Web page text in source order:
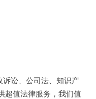
诉讼、公司法、知识产
超值法律服务，我们值